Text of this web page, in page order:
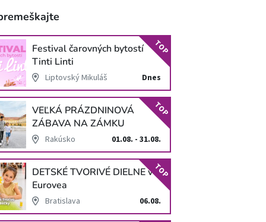
Festival čarovných bytostí
Tinti Linti
Liptovský Mikuláš Dnes
TOP
VEĽKÁ PRÁZDNINOVÁ
ZÁBAVA NA ZÁMKU
SCHLOSS HOF
Rakúsko 01.08. - 31.08.
TOP
DETSKÉ TVORIVÉ DIELNE v
Eurovea
Bratislava 06.08.
TOP